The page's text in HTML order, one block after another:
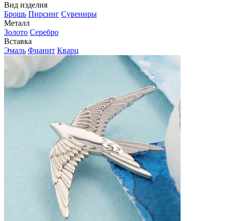
Вид изделия
Брошь Пирсинг Сувениры
Металл
Золото Серебро
Вставка
Эмаль Фианит Кварц